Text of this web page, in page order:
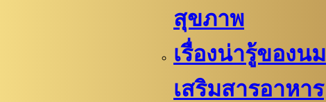
สุขภาพ
เรื่องน่ารู้ของนม
เสริมสารอาหาร